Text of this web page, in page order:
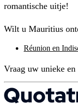
romantische uitje!
Wilt u Mauritius
Réunion en
Vraag uw unieke en